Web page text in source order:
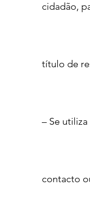
cidadão,
título de
– Se
contacto